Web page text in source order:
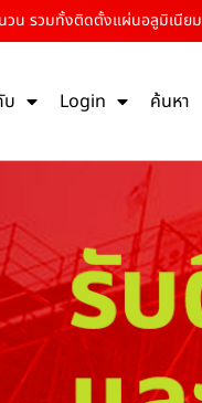
วน รวมทั้งติดตั้งแผ่นอลูมิเนียม
บ Login ค้นหา